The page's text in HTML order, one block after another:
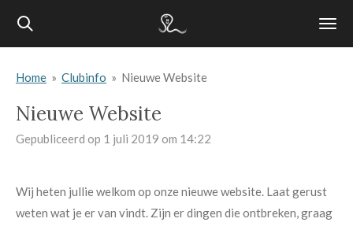
Ga
deHome » Clubinfo » Nieuwe Website
Nieuwe Website
Gepubliceerd op 1 juli 2019 om 14:22
Wij heten jullie welkom op onze nieuwe website. Laat gerust
weten wat je er van vindt. Zijn er dingen die ontbreken, graag